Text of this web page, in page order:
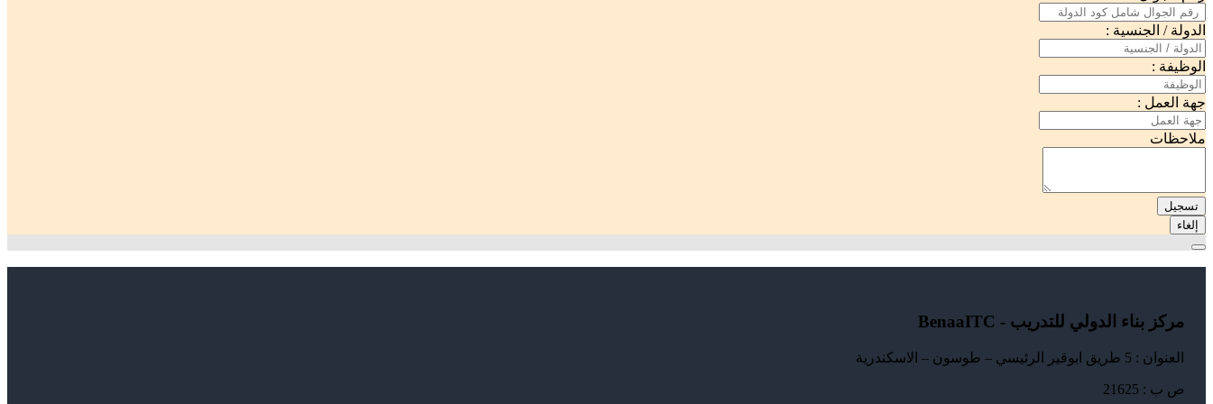
الدولة / الجنسية :
الوظيفة :
جهة العمل :
ملاحظات
تسجيل
إلغاء
مركز بناء الدولي للتدريب - BenaaITC
العنوان : 5 طريق ابوقير الرئيسي – طوسون – الاسكندرية
ص ب : 21625